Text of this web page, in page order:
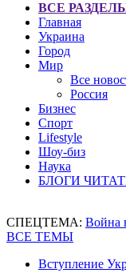
ВСЕ
Главная
Украина
Город
Мир
Все
Россия
Бизнес
Спорт
Lifestyle
Шоу-биз
Наука
БЛОГИ
СПЕЦТЕМА: Война
ВСЕ ТЕМЫ
Вступление